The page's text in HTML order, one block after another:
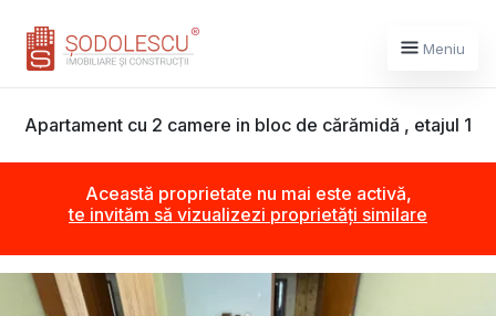
Meniu
Apartament cu 2 camere in bloc de cărămidă , etajul 1
Această proprietate nu mai este activă,
te invităm să vizualizezi proprietăți similare